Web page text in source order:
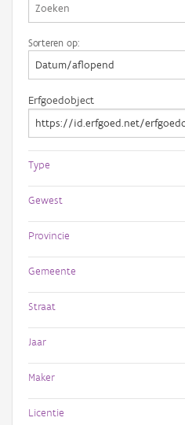
Sorteren op:
Erfgoedobject
Type
Gewest
Provincie
Gemeente
Straat
Jaar
Maker
Licentie